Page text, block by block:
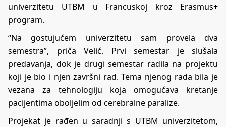
univerzitetu UTBM u Francuskoj kroz Erasmus+
program.
“Na gostujućem univerzitetu sam provela dva
semestra”, priča Velić. Prvi semestar je slušala
predavanja, dok je drugi semestar radila na projektu
koji je bio i njen završni rad. Tema njenog rada bila je
vezana za tehnologiju koja omogućava kretanje
pacijentima oboljelim od cerebralne paralize.
Projekat je rađen u saradnji s UTBM univerzitetom,